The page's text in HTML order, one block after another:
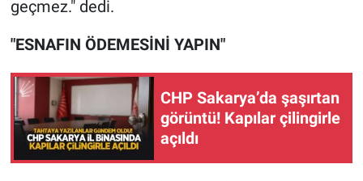
geçmez." dedi.
"ESNAFIN ÖDEMESİNİ YAPIN"
CHP Sakarya’da şaşırtan
görüntü! Kapılar çilingirle
açıldı